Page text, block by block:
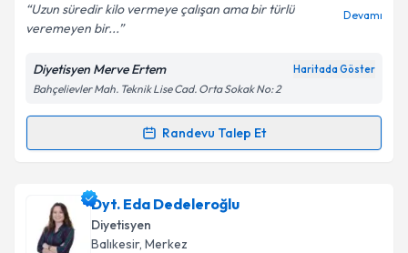
Kişisel verilerimin işlenmesine ilişkin
Aydınlatma
Metni 'ni okudum ve kişisel verilerimin belirtilen
kapsamda işlenmesini kabul ediyorum.
Uzun süredir kilo vermeye çalışan ama bir türlü
veremeyen bir...
Devamı
Diyetisyen Merve Ertem Haritada Göster
Bahçelievler Mah. Teknik Lise Cad. Orta Sokak No: 2
Randevu Talep Et
Randevu Takvimi Talebi
Dyt. Merve Ertem İbişiçin randevu takvimi talebi
oluşturun. Size bu uzmandan randevu almanız için bir
takvim hazırlandığında e-posta ile bilgilendireceğiz.
Dyt. Eda Dedeleroğlu
Diyetisyen
Balıkesir, Merkez